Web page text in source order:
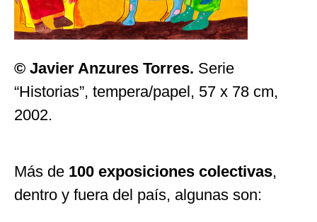
© Javier Anzures Torres. Serie
“Historias”, tempera/papel, 57 x 78 cm,
2002.
Más de 100 exposiciones colectivas,
dentro y fuera del país, algunas son: